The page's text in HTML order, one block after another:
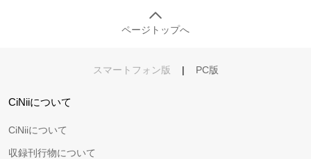
ページトップへ
スマートフォン版 | PC版
CiNiiについて
CiNiiについて
収録刊行物について